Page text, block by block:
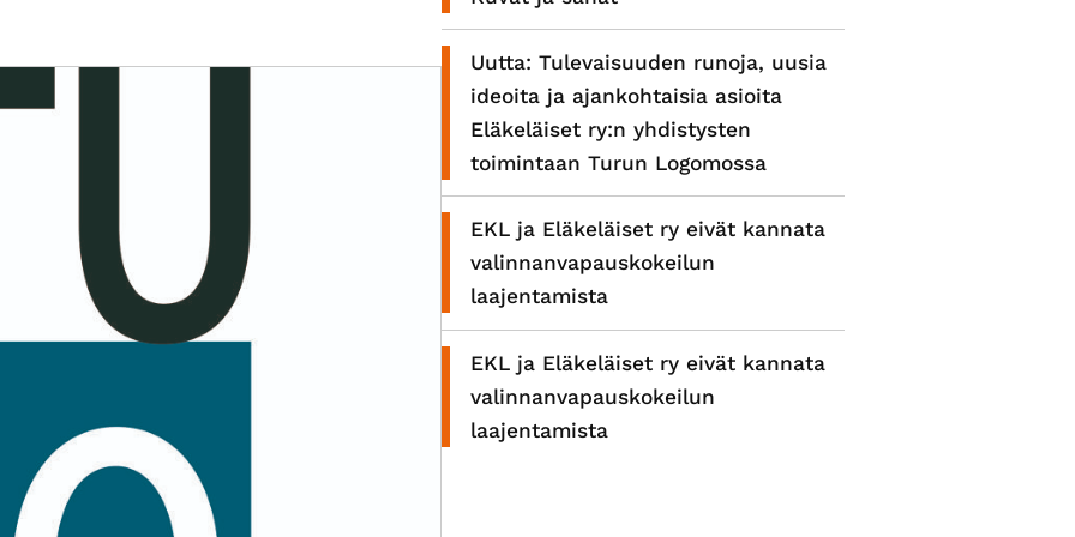
Uutta: Tulevaisuuden runoja, uusia
ideoita ja ajankohtaisia asioita
Eläkeläiset ry:n yhdistysten
toimintaan Turun Logomossa
EKL ja Eläkeläiset ry eivät kannata
valinnanvapauskokeilun
laajentamista
EKL ja Eläkeläiset ry eivät kannata
valinnanvapauskokeilun
laajentamista